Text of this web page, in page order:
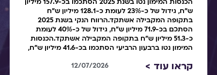
הכנסות המימון נטו בשנת 2025 הסתכמו בכ-157.9 מיליון
ש"ח, גידול של כ-23% לעומת כ-128.1 מיליון ש"ח
בתקופה המקבילה אשתקד.הרווח הנקי בשנת 2025
הסתכם בכ-71.9 מיליון ש"ח, גידול של כ-40% לעומת
כ-51.3 מיליון ש"ח בתקופה המקבילה אשתקד.הכנסות
המימון נטו ברבעון הרביעי הסתכמו בכ-41.6 מיליון ש"ח,
קראו עוד > 12/07/2026